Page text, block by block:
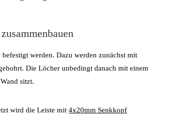
werden. Dazu werden zunächst mit
Die Löcher unbedingt danach mit einem
sitzt.
wird die Leiste mit 4x20mm Senkkopf